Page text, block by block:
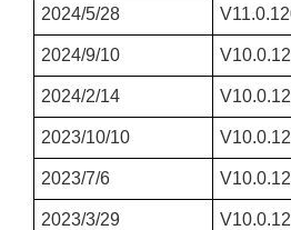
2024/5/28
2024/9/10
2024/2/14
2023/10/10
2023/7/6
2023/3/29